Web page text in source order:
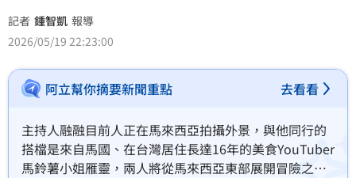
記者 鍾智凱 報導
2026/05/19 22:23:00
阿立幫你摘要新聞重點 去看看
主持人融融目前人正在馬來西亞拍攝外景，與他同行的
搭檔是來自馬國、在台灣居住長達16年的美食YouTuber
馬鈴薯小姐雁靈，兩人將從馬來西亞東部展開冒險之